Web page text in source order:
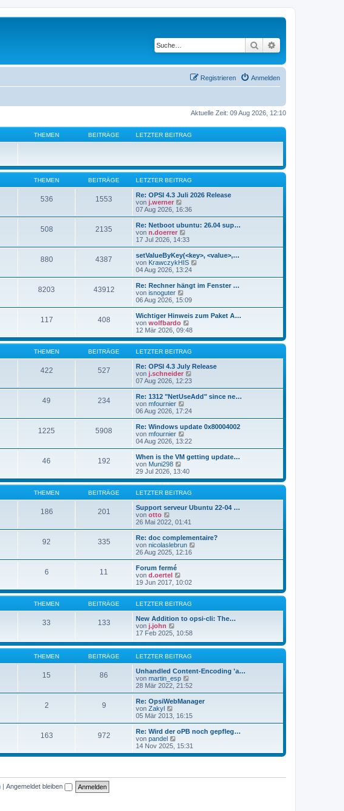
Suche
Anmelden
Registrieren
Aktuelle Zeit: 09 Aug 2026, 12:10
THEMEN BEITRÄGE LETZTER BEITRAG
THEMEN BEITRÄGE LETZTER BEITRAG
536 1553
Re: OPSI 4.3 Juli 2026 Release
von j.werner
e
u
e
s
t
r
B
e
i
r
a
g
07 Aug 2026, 16:36
508 2135
Re: Netboot ubuntu: 26.04 sup…
von n.doerrer
e
u
e
s
t
B
e
i
r
a
g
17 Jul 2026, 14:33
880 4387
setValueByKey(<key>, <value>,…
von KrawczykHIS
u
e
B
t
g
04 Aug 2026, 13:24
8203 43912
Re: Rechner hängt im Fenster …
von isnoguter
e
u
e
s
t
r
B
e
i
t
r
06 Aug 2026, 15:09
117 408
Wichtiger Hinweis zum Paket A…
von wolfbardo
e
u
e
s
t
e
r
B
e
i
r
g
12 Mär 2026, 09:48
THEMEN BEITRÄGE LETZTER BEITRAG
422 527
Re: OPSI 4.3 July Release
von j.schneider
u
e
B
r
07 Aug 2026, 12:23
49 234
Re: 1312 "NetUseAdd" since ne…
von mfournier
e
u
e
s
t
B
e
i
t
r
a
06 Aug 2026, 17:24
1225 5908
Re: Windows update 0x80004002
von mfournier
e
u
e
s
t
r
B
e
i
r
04 Aug 2026, 13:22
46 192
When is the VM getting update…
von Muni298
e
u
e
s
t
e
B
e
i
t
r
29 Jul 2026, 13:40
THEMEN BEITRÄGE LETZTER BEITRAG
186 201
Support serveur Ubuntu 22-04 …
von otto
e
u
e
s
t
e
B
e
t
r
a
g
26 Mai 2022, 01:41
92 335
Re: doc complementaire?
von nicolaslebrun
u
r
e
i
g
26 Aug 2025, 12:16
6 11
Forum fermé
von d.oertel
e
u
e
s
t
e
B
i
t
a
g
19 Jun 2017, 10:02
THEMEN BEITRÄGE LETZTER BEITRAG
33 133
New Addition to opsi-cli: The…
von j.john
e
e
s
e
r
B
e
t
r
a
g
17 Feb 2025, 10:58
THEMEN BEITRÄGE LETZTER BEITRAG
15 86
Unhandled Content-Encoding 'a…
von martin_esp
e
u
e
t
B
e
i
t
g
28 Mär 2022, 21:52
2 9
Re: OpsiWebManager
von Zakyl
e
u
e
s
t
e
r
i
05 Mär 2013, 16:15
163 972
Re: Wird der oPB noch gepfleg…
von pandel
e
u
14 Nov 2025, 15:31
| Angemeldet bleiben